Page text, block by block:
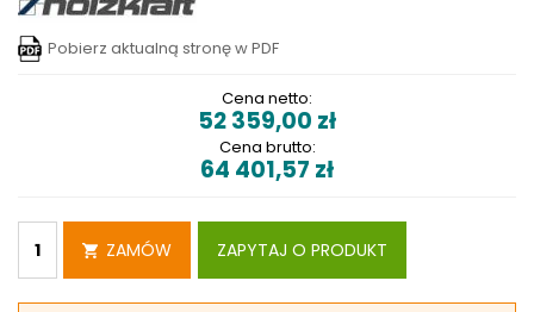
Pobierz aktualną stronę w PDF
Cena netto:
52 359,00 zł
Cena brutto:
64 401,57 zł
ZAMÓW ZAPYTAJ O PRODUKT